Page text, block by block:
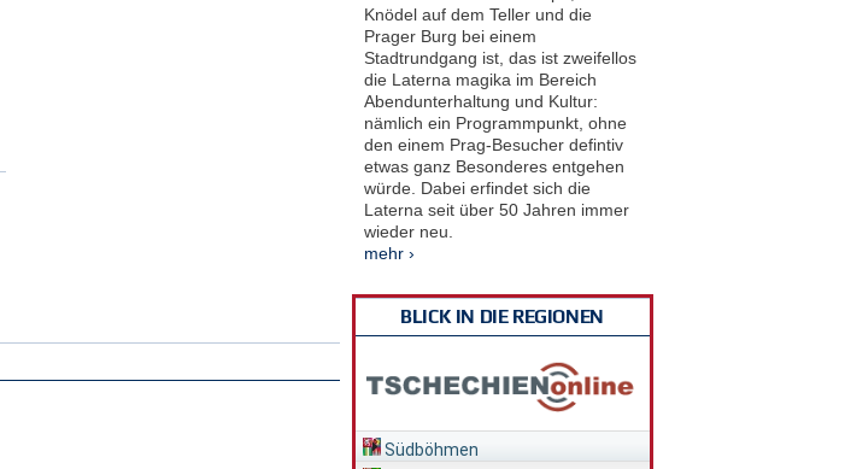
Knödel auf dem Teller und die
Prager Burg bei einem
Stadtrundgang ist, das ist zweifellos
die Laterna magika im Bereich
Abendunterhaltung und Kultur:
nämlich ein Programmpunkt, ohne
den einem Prag-Besucher defintiv
etwas ganz Besonderes entgehen
würde. Dabei erfindet sich die
Laterna seit über 50 Jahren immer
wieder neu.
mehr ›
BLICK IN DIE REGIONEN
Südböhmen